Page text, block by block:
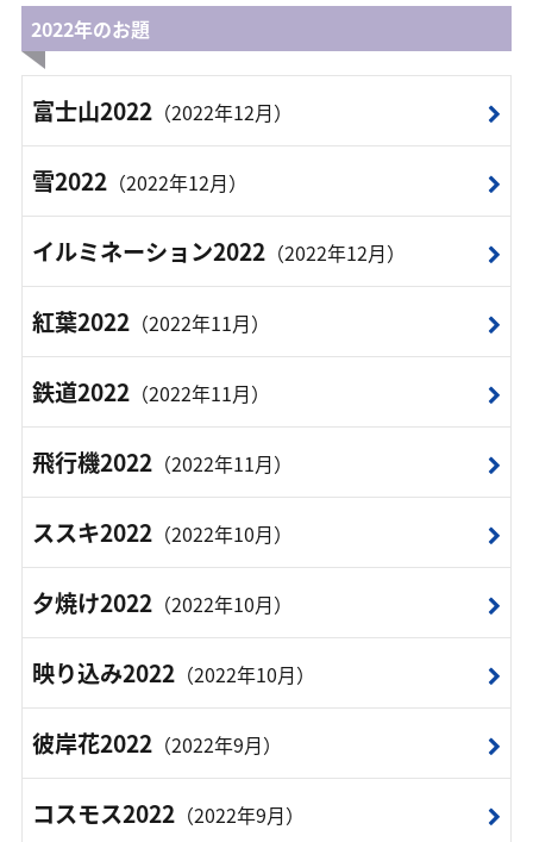
2022年のお題
富士山2022（2022年12月）
雪2022（2022年12月）
イルミネーション2022（2022年12月）
紅葉2022（2022年11月）
鉄道2022（2022年11月）
飛行機2022（2022年11月）
ススキ2022（2022年10月）
夕焼け2022（2022年10月）
映り込み2022（2022年10月）
彼岸花2022（2022年9月）
コスモス2022（2022年9月）